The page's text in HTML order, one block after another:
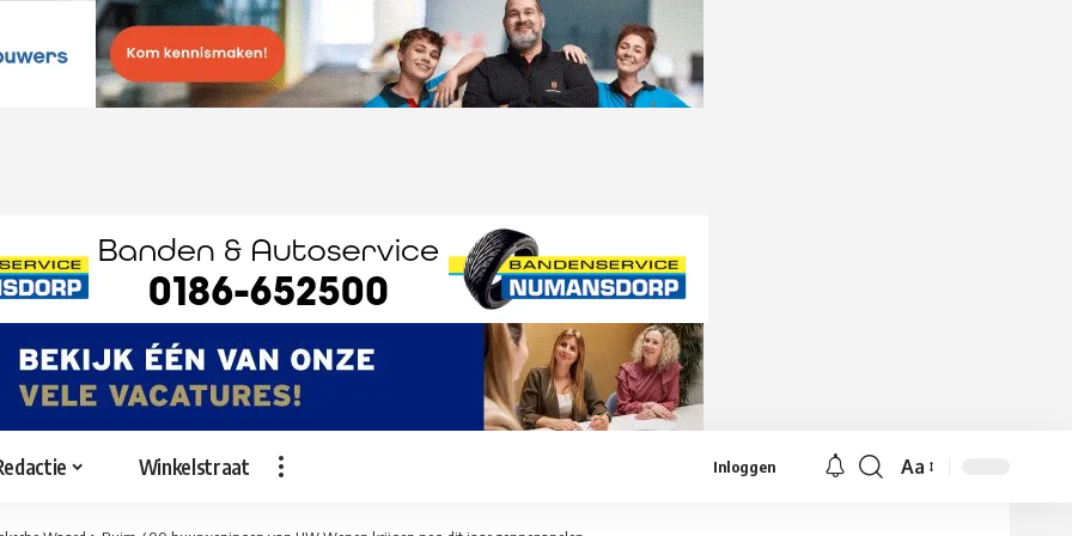
Winkelstraat Inloggen
Lettergrootte
Aa